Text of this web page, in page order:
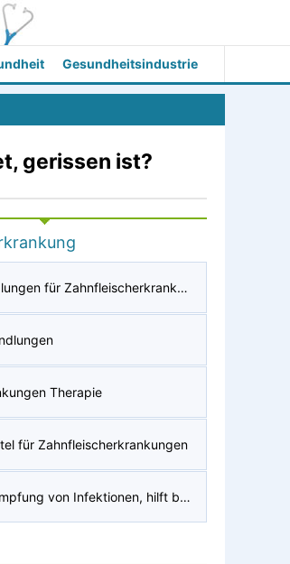
Gesundheitsindustrie
gerissen ist?
At- Home Behandlungen für Zahnfleischerkrankungen & Plaque
Therapie
für Zahnfleischerkrankungen
Hilft bei der Bekämpfung von Infektionen, hilft bei der Wundheilung und hält das Zahnfleisch stark. In Zitrusfrüchten enthalten, grünes Blattgemüse?